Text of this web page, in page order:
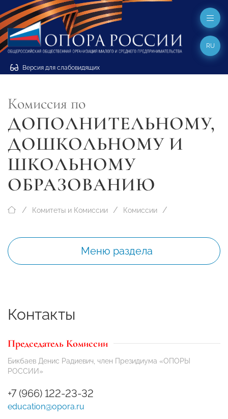
Версия для слабовидящих
RU
Комиссия по
ДОПОЛНИТЕЛЬНОМУ,
ДОШКОЛЬНОМУ И
ШКОЛЬНОМУ
ОБРАЗОВАНИЮ
Комитеты и Комиссии Комиссии
Меню раздела
Контакты
Председатель Комиссии
Бикбаев Денис Радиевич, член Президиума «ОПОРЫ
РОССИИ»
+7 (966) 122-23-32
education@opora.ru